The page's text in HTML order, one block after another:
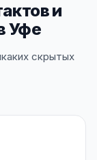
и
Уфе
скрытых